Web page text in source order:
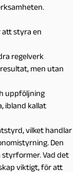
att styra en
regelverk
men utan
uppföljning
ibland kallat
vilket handlar
Den
Vad det
viktigt, för att